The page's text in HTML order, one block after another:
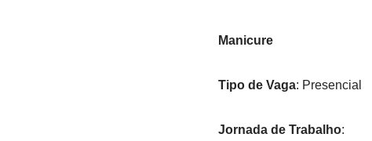
Manicure
Tipo de Vaga: Presencial
Jornada de Trabalho: